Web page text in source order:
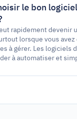
le bon
rapidement devenir
lorsque vous
à gérer. Les logiciels
à automatiser et
aspects de
les nombreux choix de